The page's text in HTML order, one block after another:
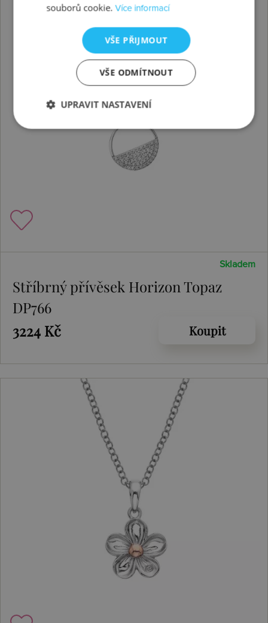
Skladem
Stříbrný přívěsek Horizon Topaz
DP766
3224 Kč
Koupit
souborů cookie.Více informací
VŠE PŘIJMOUT
VŠE ODMÍTNOUT
UPRAVIT NASTAVENÍ